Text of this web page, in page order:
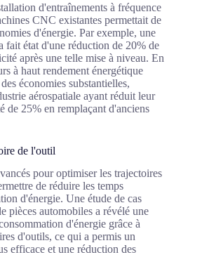
d'entraînements à fréquence
CNC existantes permettait de
d'énergie. Par exemple, une
fait état d'une réduction de 20% de
après une telle mise à niveau. En
à haut rendement énergétique
économies substantielles,
aérospatiale ayant réduit leur
de 25% en remplaçant d'anciens
de l'outil
pour optimiser les trajectoires
de réduire les temps
d'énergie. Une étude de cas
pièces automobiles a révélé une
d'énergie grâce à
d'outils, ce qui a permis un
efficace et une réduction des